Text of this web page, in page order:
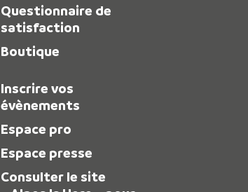
Questionnaire de
satisfaction
Boutique
Inscrire vos
évènements
Espace pro
Espace presse
Consulter le site